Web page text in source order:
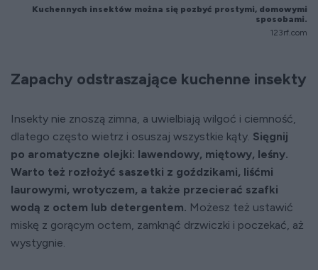
Kuchennych insektów można się pozbyć prostymi, domowymi
sposobami.
123rf.com
Zapachy odstraszające kuchenne insekty
Insekty nie znoszą zimna, a uwielbiają wilgoć i ciemność,
dlatego często wietrz i osuszaj wszystkie kąty. Sięgnij
po aromatyczne olejki: lawendowy, miętowy, leśny.
Warto też rozłożyć saszetki z goździkami, liśćmi
laurowymi, wrotyczem, a także przecierać szafki
wodą z octem lub detergentem. Możesz też ustawić
miskę z gorącym octem, zamknąć drzwiczki i poczekać, aż
wystygnie.